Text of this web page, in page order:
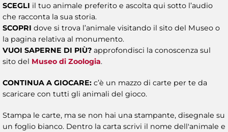
SCEGLI il tuo animale preferito e ascolta qui sotto l’audio
che racconta la sua storia.
SCOPRI dove si trova l’animale visitando il sito del Museo o
la pagina relativa al monumento.
VUOI SAPERNE DI PIÙ? approfondisci la conoscenza sul
sito del Museo di Zoologia.
CONTINUA A GIOCARE: c’è un mazzo di carte per te da
scaricare con tutti gli animali del gioco.
Stampa le carte, ma se non hai una stampante, disegnale su
un foglio bianco. Dentro la carta scrivi il nome dell'animale e